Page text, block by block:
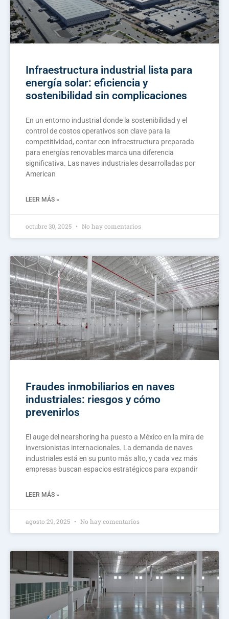
Infraestructura industrial lista para
energía solar: eficiencia y
sostenibilidad sin complicaciones
En un entorno industrial donde la sostenibilidad y el
control de costos operativos son clave para la
competitividad, contar con infraestructura preparada
para energías renovables marca una diferencia
significativa. Las naves industriales desarrolladas por
American
LEER MÁS »
octubre 30, 2025 No hay comentarios
Fraudes inmobiliarios en naves
industriales: riesgos y cómo
prevenirlos
El auge del nearshoring ha puesto a México en la mira de
inversionistas internacionales. La demanda de naves
industriales está en su punto más alto, y cada vez más
empresas buscan espacios estratégicos para expandir
LEER MÁS »
agosto 29, 2025 No hay comentarios